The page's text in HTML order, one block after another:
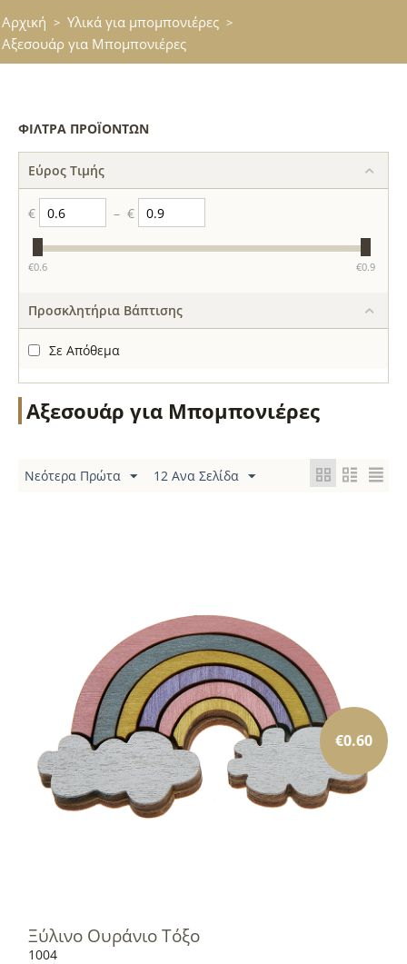
Αρχική > Υλικά για μπομπονιέρες >
Αξεσουάρ για Μπομπονιέρες
ΦΊΛΤΡΑ ΠΡΟΪΌΝΤΩΝ
Εύρος Τιμής
€ – €
‎€0.6 ‎€0.9
Προσκλητήρια Βάπτισης
Σε Απόθεμα
Αξεσουάρ για Μπομπονιέρες
Νεότερα Πρώτα 12 Ανα Σελίδα
Ξύλινο Ουράνιο Τόξο
1004
€0.60